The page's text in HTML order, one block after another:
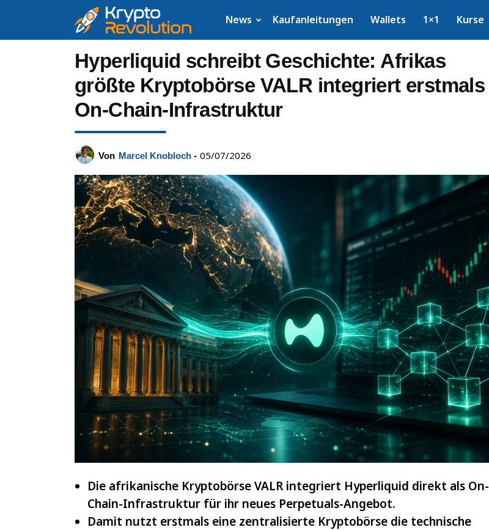
Krypto
News:
Aktuelle
Neuigkeiten
Bitcoin,
XRP,
Dogecoin,
Cardano,
IOTA
und
VeChain
News Kaufanleitungen Wallets 1×1 Kurse
Hyperliquid schreibt Geschichte: Afrikas
größte Kryptobörse VALR integriert erstmals
On-Chain-Infrastruktur
Von Marcel Knobloch - 05/07/2026
Die afrikanische Kryptobörse VALR integriert Hyperliquid direkt als On-
Chain-Infrastruktur für ihr neues Perpetuals-Angebot.
Damit nutzt erstmals eine zentralisierte Kryptobörse die technische